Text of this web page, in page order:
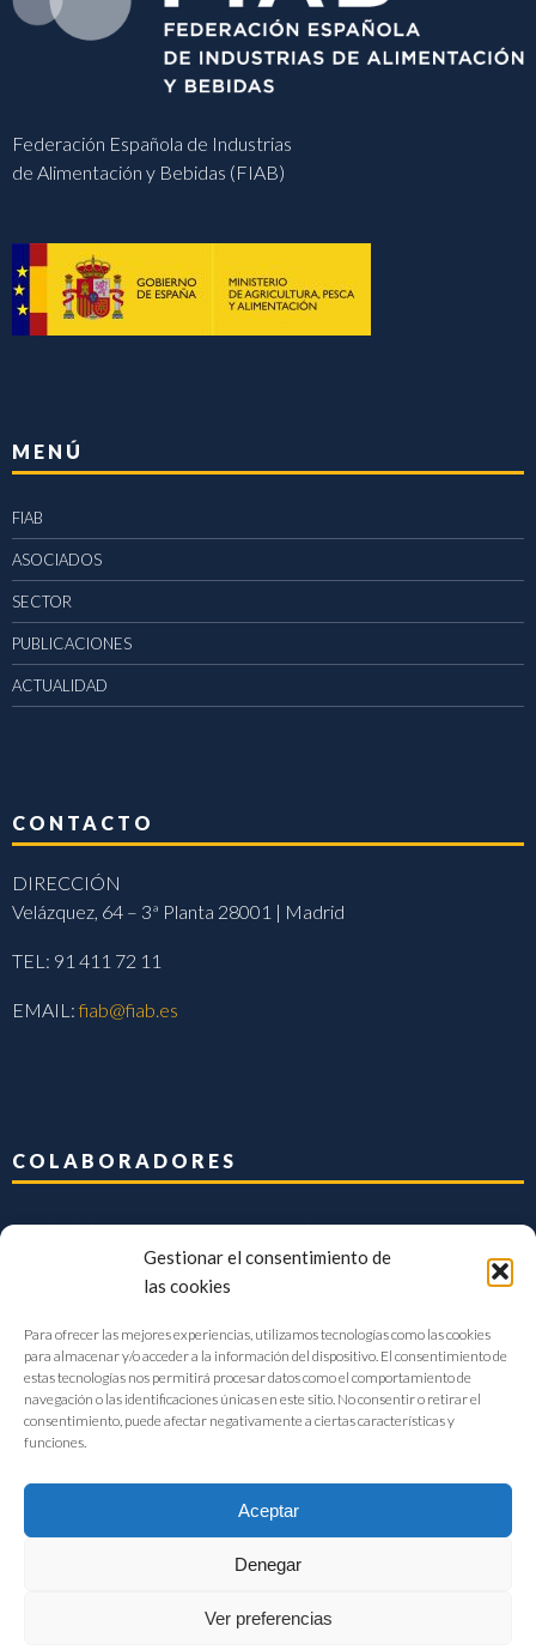
Gestionar el consentimiento de
las cookies
Para ofrecer las mejores experiencias, utilizamos tecnologías como las cookies
para almacenar y/o acceder a la información del dispositivo. El consentimiento de
estas tecnologías nos permitirá procesar datos como el comportamiento de
navegación o las identificaciones únicas en este sitio. No consentir o retirar el
consentimiento, puede afectar negativamente a ciertas características y
funciones.
Aceptar
Denegar
Ver preferencias
Federación Española de Industrias
de Alimentación y Bebidas (FIAB)
MENÚ
FIAB
ASOCIADOS
SECTOR
PUBLICACIONES
ACTUALIDAD
CONTACTO
DIRECCIÓN
Velázquez, 64 – 3ª Planta 28001 | Madrid
TEL: 91 411 72 11
EMAIL:fiab@fiab.es
COLABORADORES
FIAB Federación Española de Industrias de la Alimentación y Bebidas